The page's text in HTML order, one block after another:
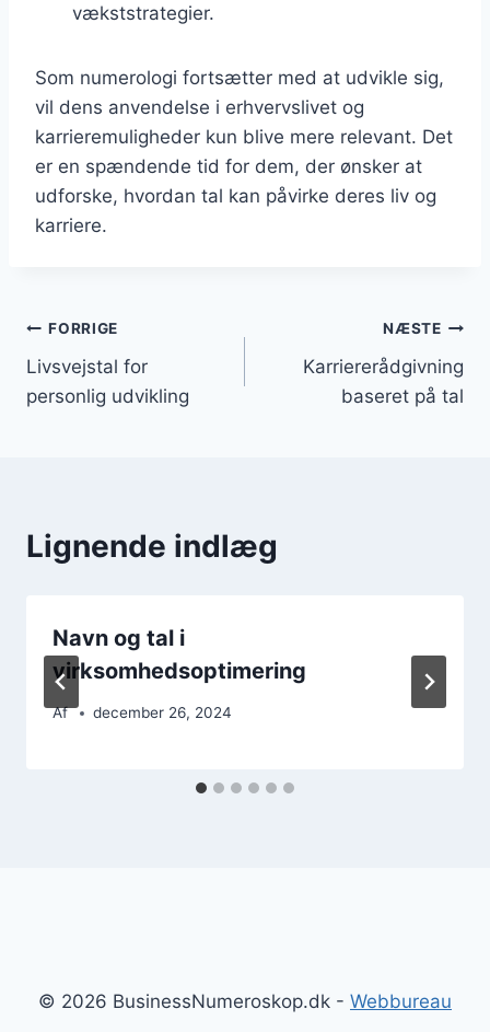
vækststrategier.
Som numerologi fortsætter med at udvikle sig,
vil dens anvendelse i erhvervslivet og
karrieremuligheder kun blive mere relevant. Det
er en spændende tid for dem, der ønsker at
udforske, hvordan tal kan påvirke deres liv og
karriere.
Indlægsnavigation
FORRIGE
Livsvejstal for
personlig udvikling
NÆSTE
Karriererådgivning
baseret på tal
Lignende indlæg
Navn og tal i
virksomhedsoptimering
Af december 26, 2024
© 2026 BusinessNumeroskop.dk - Webbureau